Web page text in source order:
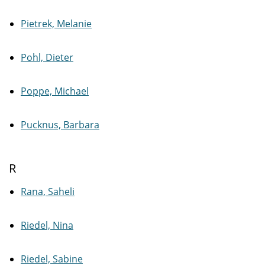
Pietrek, Melanie
Pohl, Dieter
Poppe, Michael
Pucknus, Barbara
R
Rana, Saheli
Riedel, Nina
Riedel, Sabine